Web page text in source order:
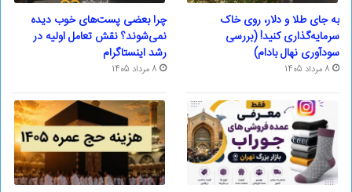
به جای طلا و دلار، روی خاک
سرمایه‌گذاری کنید! (بررسی
سودآوری نهال بادام)
8 مرداد 1405
چرا بعضی پست‌های خوب دیده
نمی‌شوند؟ نقش تعامل اولیه در
رشد اینستاگرام
8 مرداد 1405